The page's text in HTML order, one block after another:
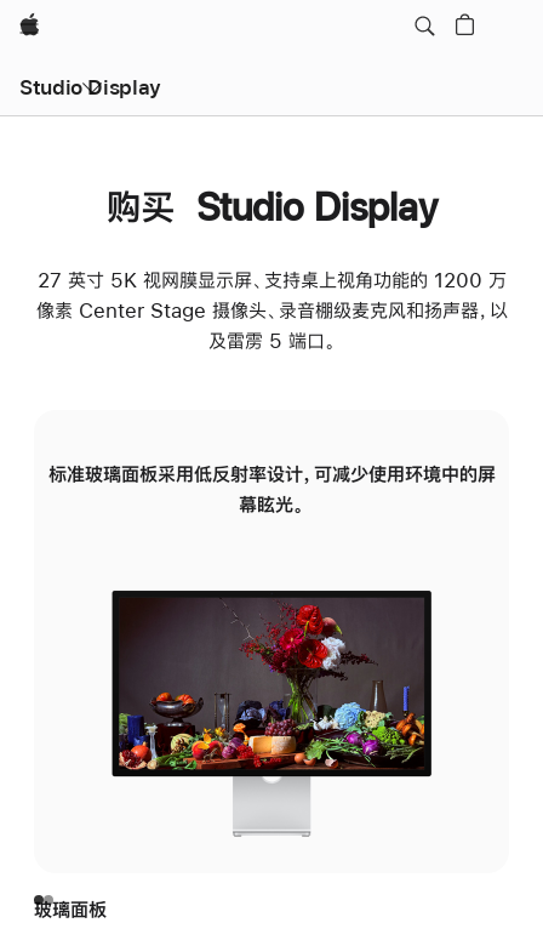
Apple
Studio Display
购买 Studio Display
27 英寸 5K 视网膜显示屏、支持桌上视角功能的 1200 万
像素 Center Stage 摄像头、录音棚级麦克风和扬声器，以
及雷雳 5 端口。
标准玻璃面板采用低反射率设计，可减少使用环境中的屏
幕眩光。
玻璃面板